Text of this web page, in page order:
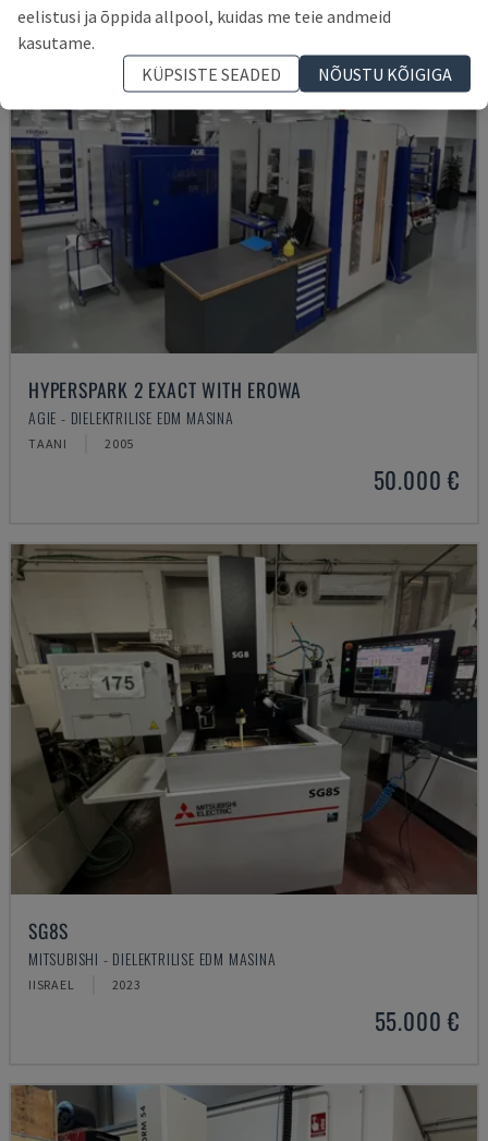
HYPERSPARK 2 EXACT WITH EROWA
AGIE - DIELEKTRILISE EDM MASINA
TAANI 2005
50.000 €
SG8S
MITSUBISHI - DIELEKTRILISE EDM MASINA
IISRAEL 2023
55.000 €
eelistusi ja õppida allpool, kuidas me teie andmeid
kasutame.
KÜPSISTE SEADED
NÕUSTU KÕIGIGA